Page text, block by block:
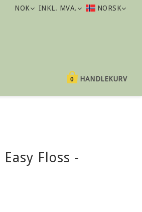
NOK INKL. MVA. NORSK
HANDLEKURV
0
Easy Floss -